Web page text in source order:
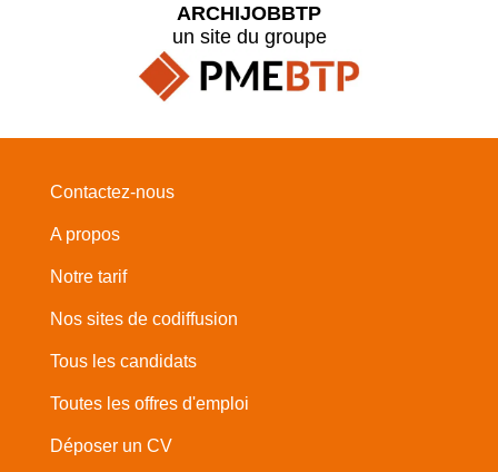
ARCHIJOBBTP
un site du groupe
Contactez-nous
A propos
Notre tarif
Nos sites de codiffusion
Tous les candidats
Toutes les offres d'emploi
Déposer un CV